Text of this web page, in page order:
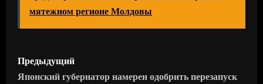
мятежном регионе Молдовы
Н
Предыдущий
Японский губернатор намерен одобрить перезапуск